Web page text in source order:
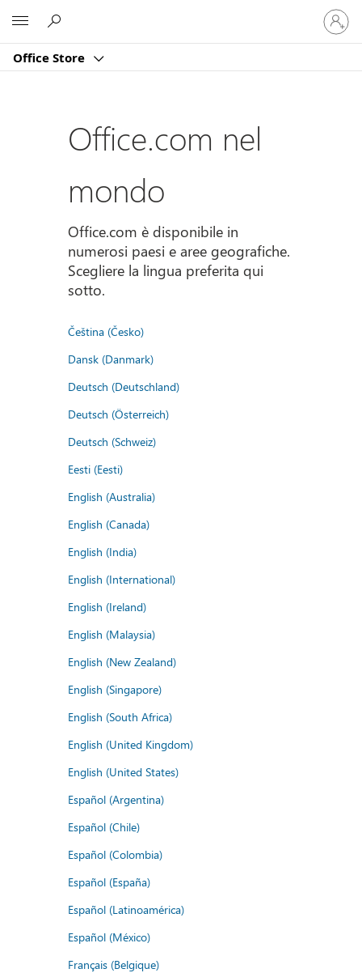
Office Store
Accedi
con
il
account
Office.com nel
mondo
Office.com è disponibile in
numerosi paesi e aree geografiche.
Scegliere la lingua preferita qui
sotto.
Čeština (Česko)
Dansk (Danmark)
Deutsch (Deutschland)
Deutsch (Österreich)
Deutsch (Schweiz)
Eesti (Eesti)
English (Australia)
English (Canada)
English (India)
English (International)
English (Ireland)
English (Malaysia)
English (New Zealand)
English (Singapore)
English (South Africa)
English (United Kingdom)
English (United States)
Español (Argentina)
Español (Chile)
Español (Colombia)
Español (España)
Español (Latinoamérica)
Español (México)
Français (Belgique)